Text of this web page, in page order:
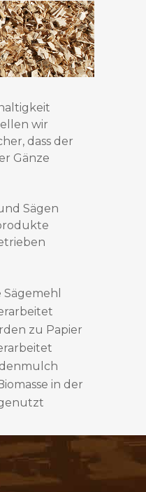
wir
dass der
Gänze
Sägen
Sägemehl
zu Papier
in der